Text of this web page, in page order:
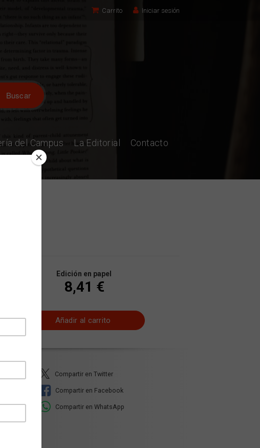
Carrito Iniciar sesión
del Campus La Editorial Contacto
Edición en papel
8,41 €
Añadir al carrito
Compartir en Twitter
Compartir en Facebook
Compartir en WhatsApp